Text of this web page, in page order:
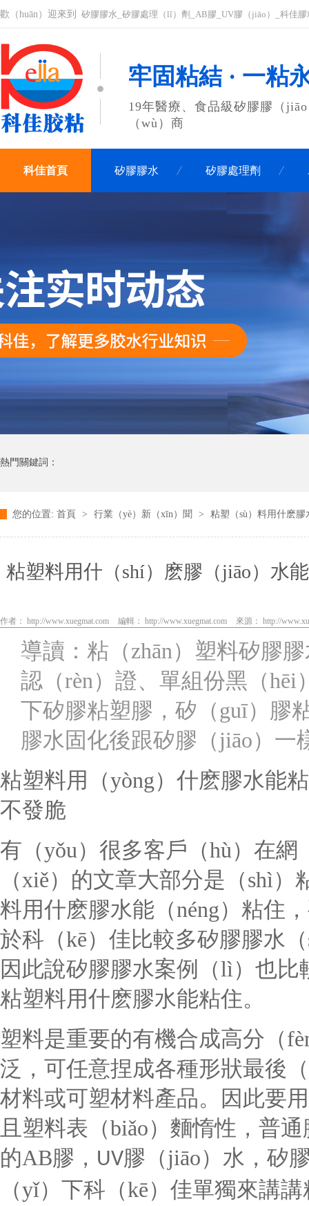
歡（huān）迎來到 矽膠膠水_矽膠處理（lǐ）劑_AB膠_UV膠（jiāo）_科佳
牢固粘結 · 一粘
19年醫療、食品級矽膠膠（
（wù）商
科佳首頁 矽膠膠水 矽膠處理劑
熱門關鍵詞：
您的位置: 首頁 > 行業（yè）新（xīn）聞 > 粘塑（sù）料用什麽
粘塑料用什（shí）麽膠（jiāo）水
作者： http://www.xuegmat.com 編輯： http://www.xuegmat.com 來源： http://
導讀：粘（zhān）塑料矽膠
認（rèn）證、單組份黑（
下矽膠粘塑膠，矽（guī）膠
膠水固化後跟矽膠（jiāo）一
粘塑料用（yòng）什麽膠水能
不發脆
有（yǒu）很多客戶（hù）在
（xiě）的文章大部分是（shì
料用什麽膠水能（néng）粘住
於科（kē）佳比較多矽膠膠水
因此說矽膠膠水案例（lì）也比
粘塑料用什麽膠水能粘住。
塑料是重要的有機合成高分（
泛，可任意捏成各種形狀最後
材料或可塑材料產品。因此要
且塑料表（biǎo）麵惰性，普
的AB膠， UV膠（jiāo）水，矽
（yǐ）下科（kē）佳單獨來講